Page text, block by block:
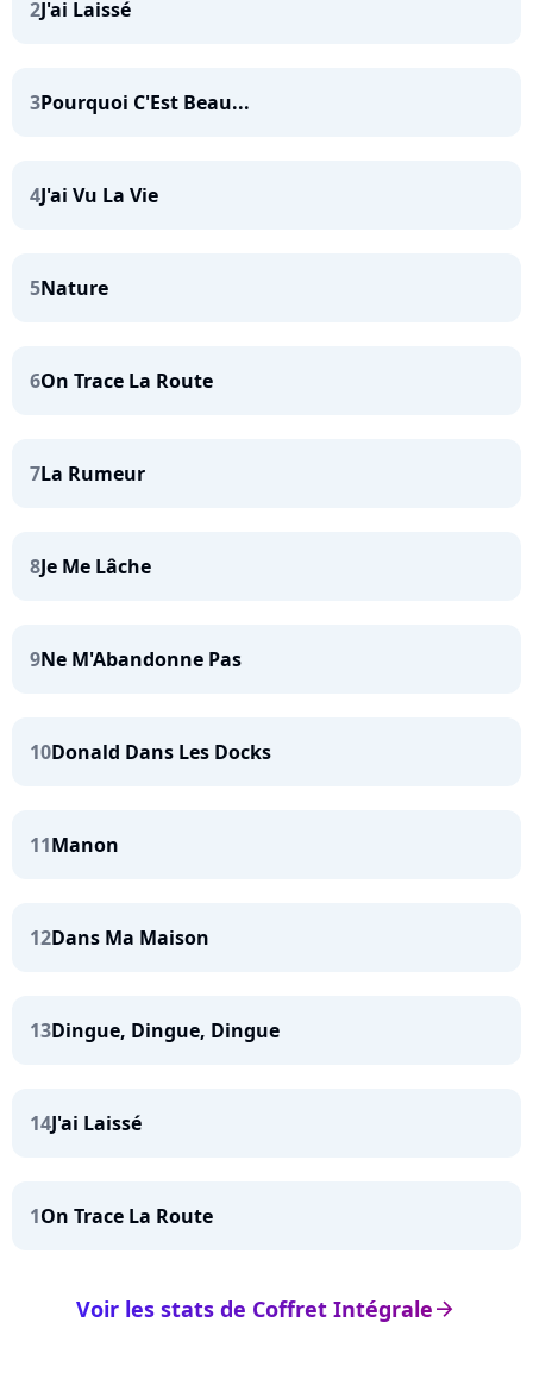
2J'ai Laissé
3Pourquoi C'Est Beau...
4J'ai Vu La Vie
5Nature
6On Trace La Route
7La Rumeur
8Je Me Lâche
9Ne M'Abandonne Pas
10Donald Dans Les Docks
11Manon
12Dans Ma Maison
13Dingue, Dingue, Dingue
14J'ai Laissé
1On Trace La Route
arrow_right
Voir les stats de Coffret Intégrale